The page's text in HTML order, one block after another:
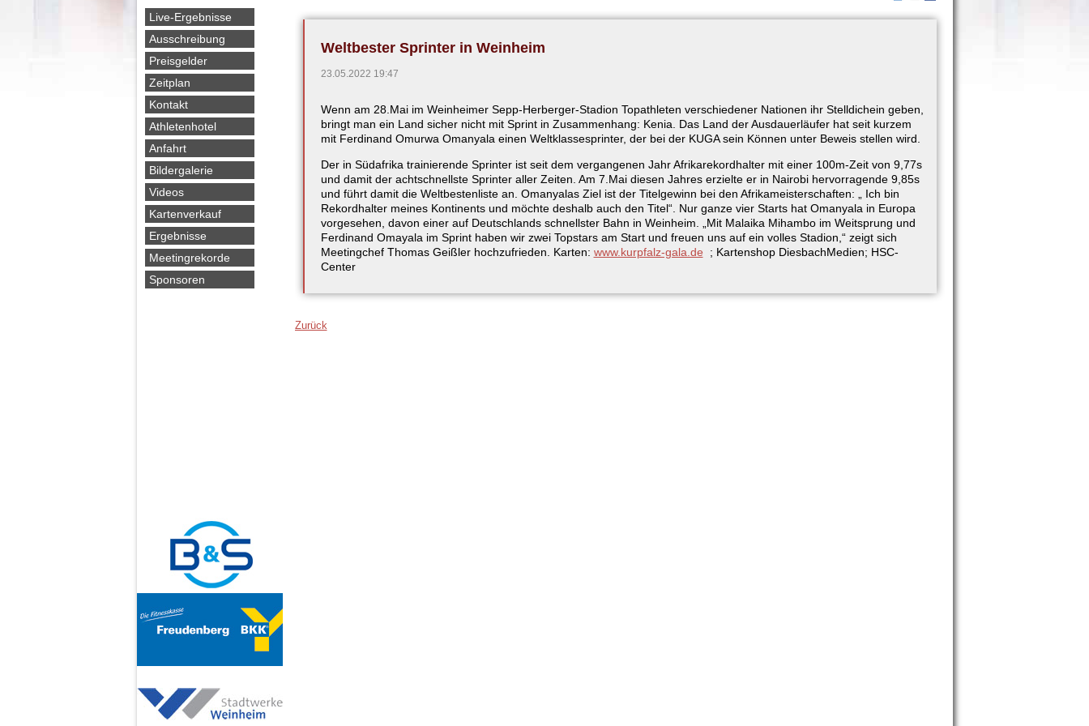
Weltbester Sprinter in Weinheim
23.05.2022 19:47
Wenn am 28.Mai im Weinheimer Sepp-Herberger-Stadion Topathleten verschiedener Nationen ihr Stelldichein geben,
bringt man ein Land sicher nicht mit Sprint in Zusammenhang: Kenia. Das Land der Ausdauerläufer hat seit kurzem
mit Ferdinand Omurwa Omanyala einen Weltklassesprinter, der bei der KUGA sein Können unter Beweis stellen wird.
Der in Südafrika trainierende Sprinter ist seit dem vergangenen Jahr Afrikarekordhalter mit einer 100m-Zeit von 9,77s
und damit der achtschnellste Sprinter aller Zeiten. Am 7.Mai diesen Jahres erzielte er in Nairobi hervorragende 9,85s
und führt damit die Weltbestenliste an. Omanyalas Ziel ist der Titelgewinn bei den Afrikameisterschaften: „ Ich bin
Rekordhalter meines Kontinents und möchte deshalb auch den Titel“. Nur ganze vier Starts hat Omanyala in Europa
vorgesehen, davon einer auf Deutschlands schnellster Bahn in Weinheim. „Mit Malaika Mihambo im Weitsprung und
Ferdinand Omayala im Sprint haben wir zwei Topstars am Start und freuen uns auf ein volles Stadion,“ zeigt sich
Meetingchef Thomas Geißler hochzufrieden. Karten: www.kurpfalz-gala.de
; Kartenshop DiesbachMedien; HSC-
Center
Zurück
überspringen
Live-Ergebnisse
Ausschreibung
Preisgelder
Zeitplan
Kontakt
Athletenhotel
Anfahrt
Bildergalerie
Videos
Kartenverkauf
Ergebnisse
Meetingrekorde
Sponsoren